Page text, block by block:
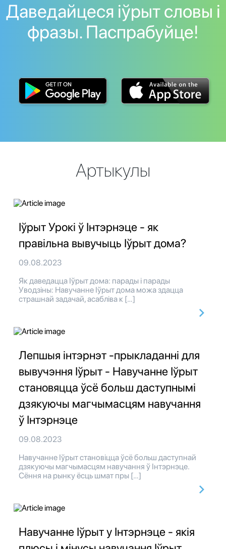
Даведайцеся іўрыт словы і
фразы. Паспрабуйце!
Артыкулы
Іўрыт Урокі ў Інтэрнэце - як
правільна вывучыць Іўрыт дома?
09.08.2023
Як даведацца Іўрыт дома: парады і парады
Уводзіны: Навучанне Іўрыт дома можа здацца
страшнай задачай, асабліва к […]
Лепшыя інтэрнэт -прыкладанні для
вывучэння Іўрыт - Навучанне Іўрыт
становяцца ўсё больш даступнымі
дзякуючы магчымасцям навучання
ў Інтэрнэце
09.08.2023
Навучанне Іўрыт становіцца ўсё больш даступнай
дзякуючы магчымасцям навучання ў Інтэрнэце.
Сёння на рынку ёсць шмат пры […]
Навучанне Іўрыт у Інтэрнэце - якія